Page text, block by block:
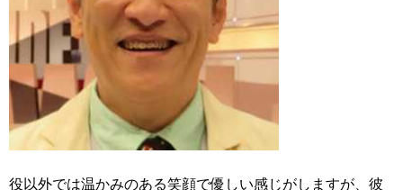
役以外では温かみのある笑顔で優しい感じがしますが、彼